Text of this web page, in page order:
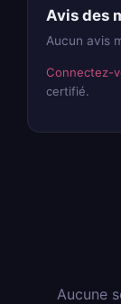
Avis des
Aucun avis
Connectez-
certifié.
Aucune